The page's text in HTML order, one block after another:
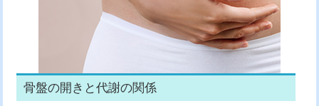
骨盤の開きと代謝の関係